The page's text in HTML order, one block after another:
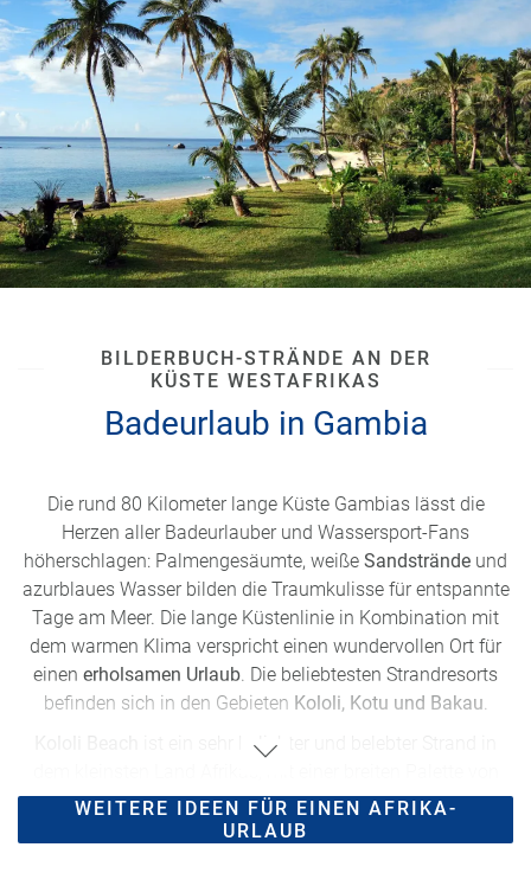
Wassu
und der ehemaligeUmschlagplatz des Sklavenhandels auf
Kunta Kinteh Islandsind ebenfalls bekannte Ausflugsziele.
Auch dieHauptstadt Banjulmit dem Wahrzeichen Arch
22 und die lebhaften,
farbenfrohen Märktewie zum Beispiel
derRoyal Albert Market in Banjul, derStraßenmarkt von
Serekunda, derCraft Market in Bakauoder derFischmarkt
in Tanjisind einen Abstecher wert.
BILDERBUCH-STRÄNDE AN DER
KÜSTE WESTAFRIKAS
Badeurlaub in Gambia
Die rund 80 Kilometer lange Küste Gambias lässt die
Herzen aller Badeurlauber und Wassersport-Fans
höherschlagen: Palmengesäumte, weiße Sandstrände und
azurblaues Wasser bilden die Traumkulisse für entspannte
Tage am Meer. Die lange Küstenlinie in Kombination mit
dem warmen Klima verspricht einen wundervollen Ort für
einen erholsamen Urlaub. Die beliebtesten Strandresorts
befinden sich in den Gebieten Kololi, Kotu und Bakau
ist ein sehr beliebter und belebter Strand in
Hotels,RestaurantsundAktivitäten. Besonders abends ist
hier einiges los. Wer Lust hat in seinem Urlaub in
WEITERE IDEEN FÜR EINEN AFRIKA-
URLAUB